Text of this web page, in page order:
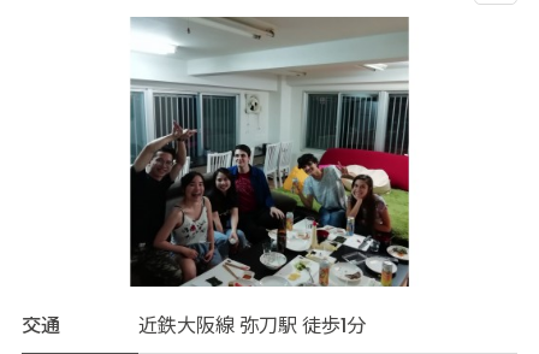
交通
近鉄大阪線 弥刀駅 徒歩1分